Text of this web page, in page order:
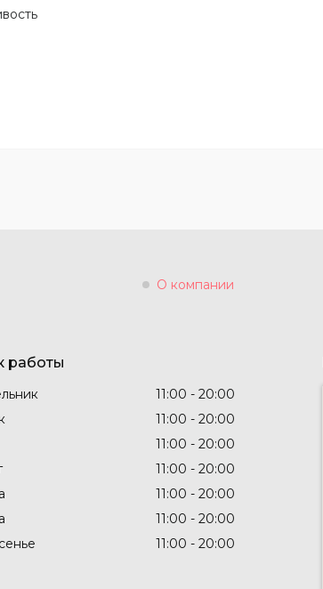
О компании
работы
11:00
20:00
11:00
20:00
11:00
20:00
11:00
20:00
11:00
20:00
11:00
20:00
11:00 20:00